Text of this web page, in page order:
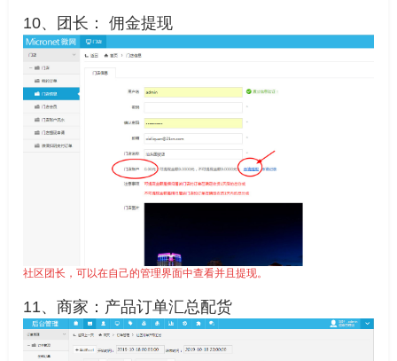
10、团长： 佣金提现
社区团长，可以在自己的管理界面中查看并且提现。
11、商家：产品订单汇总配货